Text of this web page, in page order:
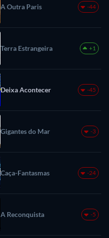
A Outra Paris -44
Terra Estrangeira +1
Deixa Acontecer -45
Gigantes do Mar -3
Caça-Fantasmas -24
A Reconquista -5